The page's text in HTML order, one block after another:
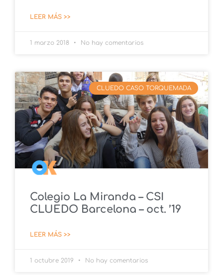
LEER MÁS >>
1 marzo 2018 No hay comentarios
CLUEDO CASO TORQUEMADA
Colegio La Miranda – CSI
CLUEDO Barcelona – oct. ’19
LEER MÁS >>
1 octubre 2019 No hay comentarios